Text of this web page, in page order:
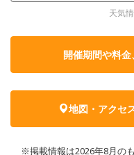
天気
開催期間や料
地図・アクセ
※掲載情報は2026年8月の